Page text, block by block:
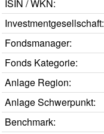
ISIN / WKN:
Investmentgesellschaft:
Fondsmanager:
Fonds Kategorie:
Anlage Region:
Anlage Schwerpunkt:
Benchmark: